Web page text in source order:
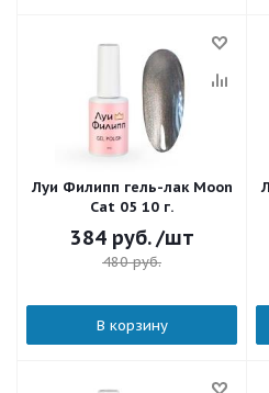
Луи Филипп гель-лак Moon
Cat 05 10 г.
384руб. /шт
480руб.
В корзину